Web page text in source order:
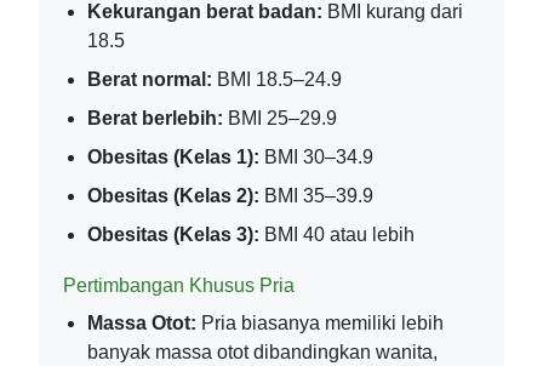
Kekurangan berat badan: BMI kurang dari
18.5
Berat normal: BMI 18.5–24.9
Berat berlebih: BMI 25–29.9
Obesitas (Kelas 1): BMI 30–34.9
Obesitas (Kelas 2): BMI 35–39.9
Obesitas (Kelas 3): BMI 40 atau lebih
Pertimbangan Khusus Pria
Massa Otot: Pria biasanya memiliki lebih
banyak massa otot dibandingkan wanita,